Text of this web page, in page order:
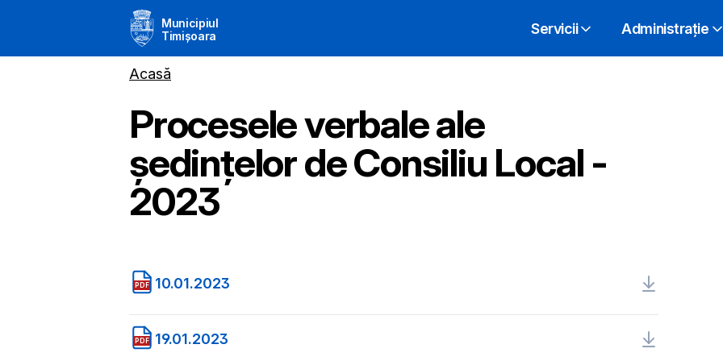
Municipiul
Timișoara
Servicii Administrație
Acasă
Procesele verbale ale
ședințelor de Consiliu Local -
2023
PDF 10.01.2023
PDF 19.01.2023